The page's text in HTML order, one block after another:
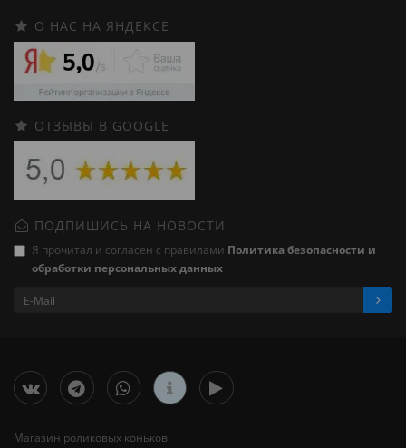
О НАС НА ЯНДЕКСЕ
ОТЗЫВЫ В GOOGLE
ПОДПИШИСЬ НА НОВОСТИ
Я прочитал и согласен с правилами Политика безопасности и
обработки персональных данных
Магазин роликовых коньков